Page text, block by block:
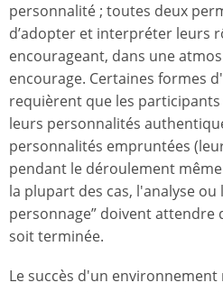
personnalité ; toutes deux
d’adopter et interpréter leurs
encourageant, dans une
encourage. Certaines formes
requièrent que les
leurs personnalités
personnalités empruntées
pendant le déroulement
la plupart des cas, l'analyse ou
personnage” doivent attendre
soit terminée.
Le succès d'un